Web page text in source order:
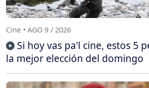
Cine • AGO 9 / 2026
Si hoy vas pa'l cine, estos 5
la mejor elección del domingo